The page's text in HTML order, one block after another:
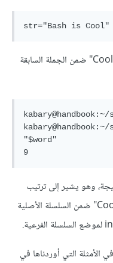
يمكننا الآن معرفة موضع السلسلة الفرعية "Cool" ضمن الجملة السابقة
"$word"
على العدد 9 في النتيجة، وهو يشير إلى ترتيب
أول محرف من محارف السلسلة الفرعية "Cool" ضمن السلسلة الأصلية
في الأمثلة التي أوردناها في